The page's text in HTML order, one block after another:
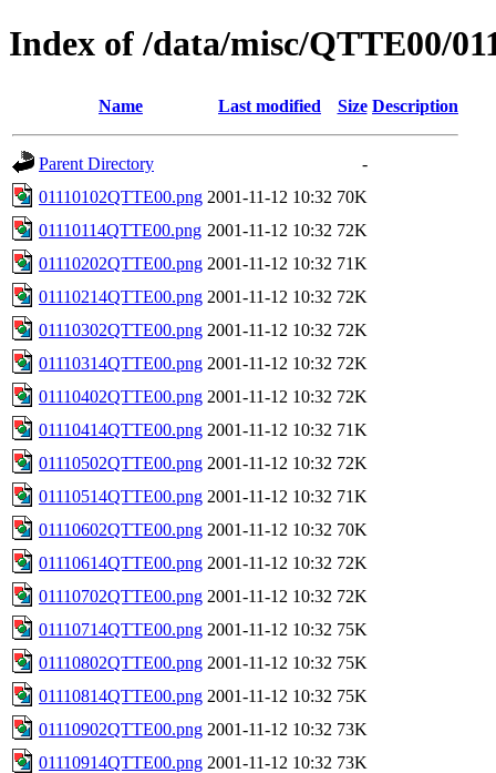
Index of /data/misc/QTTE00/
Name Last modified Size Description
Parent Directory
-
01110102QTTE00.png 2001-11-12 10:32 70K
01110114QTTE00.png 2001-11-12 10:32 72K
01110202QTTE00.png 2001-11-12 10:32 71K
01110214QTTE00.png 2001-11-12 10:32 72K
01110302QTTE00.png 2001-11-12 10:32 72K
01110314QTTE00.png 2001-11-12 10:32 72K
01110402QTTE00.png 2001-11-12 10:32 72K
01110414QTTE00.png 2001-11-12 10:32 71K
01110502QTTE00.png 2001-11-12 10:32 72K
01110514QTTE00.png 2001-11-12 10:32 71K
01110602QTTE00.png 2001-11-12 10:32 70K
01110614QTTE00.png 2001-11-12 10:32 72K
01110702QTTE00.png 2001-11-12 10:32 72K
01110714QTTE00.png 2001-11-12 10:32 75K
01110802QTTE00.png 2001-11-12 10:32 75K
01110814QTTE00.png 2001-11-12 10:32 75K
01110902QTTE00.png 2001-11-12 10:32 73K
01110914QTTE00.png 2001-11-12 10:32 73K